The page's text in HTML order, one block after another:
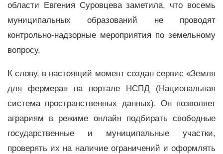
области Евгения Суровцева заметила, что восемь
муниципальных образований не проводят
контрольно-надзорные мероприятия по земельному
вопросу.
К слову, в настоящий момент создан сервис «Земля
для фермера» на портале НСПД (Национальная
система пространственных данных). Он позволяет
аграриям в режиме онлайн подбирать свободные
государственные и муниципальные участки,
проверять их на наличие ограничений и оформлять